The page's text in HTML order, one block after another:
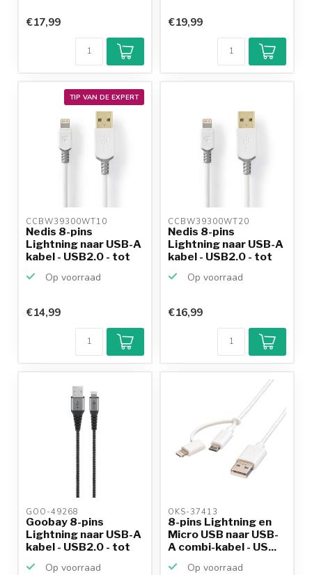
€17,99 €19,99
TIP VAN DE EXPERT
CCBW39300WT10
Nedis 8-pins
Lightning naar USB-A
kabel - USB2.0 - tot
Op voorraad
€14,99
CCBW39300WT20
Nedis 8-pins
Lightning naar USB-A
kabel - USB2.0 - tot
Op voorraad
€16,99
GOO-49268
Goobay 8-pins
Lightning naar USB-A
kabel - USB2.0 - tot
Op voorraad
OKS-37413
8-pins Lightning en
Micro USB naar USB-
A combi-kabel - US...
Op voorraad